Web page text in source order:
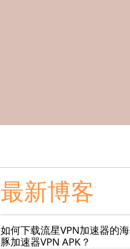
最新博客
如何下载流星VPN加速器的海
豚加速器VPN APK？